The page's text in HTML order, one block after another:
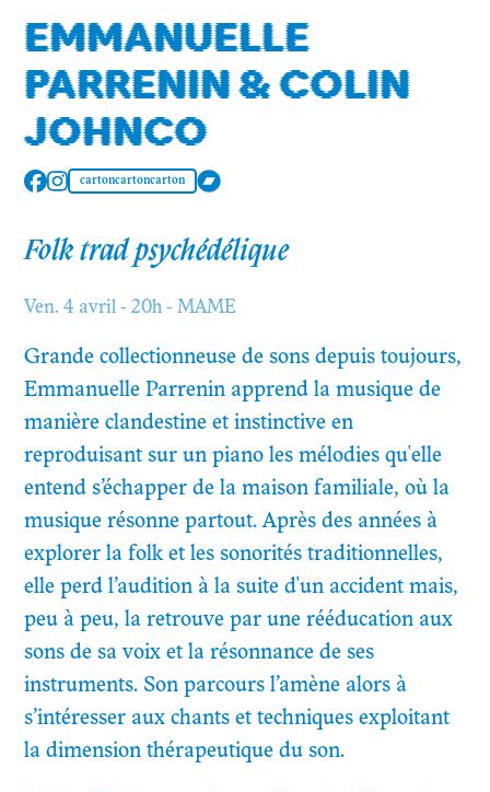
EMMANUELLE
PARRENIN & COLIN
JOHNCO
cartoncartoncarton
Folk trad psychédélique
Ven. 4 avril - 20h - MAME
Grande collectionneuse de sons depuis toujours,
Emmanuelle Parrenin apprend la musique de
manière clandestine et instinctive en
reproduisant sur un piano les mélodies qu'elle
entend s’échapper de la maison familiale, où la
musique résonne partout. Après des années à
explorer la folk et les sonorités traditionnelles,
elle perd l’audition à la suite d'un accident mais,
peu à peu, la retrouve par une rééducation aux
sons de sa voix et la résonnance de ses
instruments. Son parcours l’amène alors à
s’intéresser aux chants et techniques exploitant
la dimension thérapeutique du son.